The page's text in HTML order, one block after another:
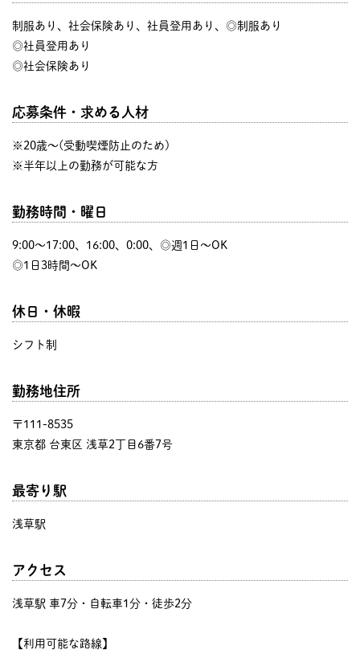
制服あり、社会保険あり、社員登用あり、◎制服あり
◎社員登用あり
◎社会保険あり
応募条件・求める人材
※20歳～(受動喫煙防止のため)
※半年以上の勤務が可能な方
勤務時間・曜日
9:00〜17:00、16:00、0:00、◎週1日～OK
◎1日3時間～OK
休日・休暇
シフト制
勤務地住所
〒111-8535
東京都 台東区 浅草2丁目6番7号
最寄り駅
浅草駅
アクセス
浅草駅 車7分・自転車1分・徒歩2分
【利用可能な路線】